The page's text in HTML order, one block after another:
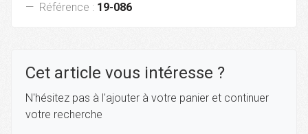
Référence : 19-086
Cet article vous intéresse ?
N'hésitez pas à l'ajouter à votre panier et continuer
votre recherche